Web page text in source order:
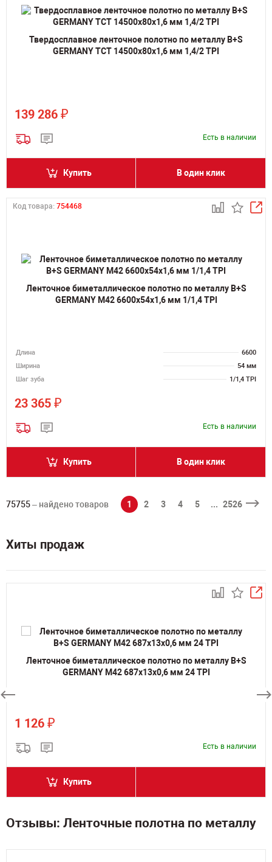
Твердосплавное ленточное полотно по металлу B+S
GERMANY TCT 14500х80х1,6 мм 1,4/2 TPI
139 286 ₽
Есть в наличии
Купить В один клик
Код товара: 754468
Ленточное биметаллическое полотно по металлу B+S
GERMANY M42 6600х54х1,6 мм 1/1,4 TPI
Длина
6600
Ширина
54 мм
Шаг зуба
1/1,4 TPI
23 365 ₽
Есть в наличии
Купить В один клик
75755– найдено товаров 1 2 3 4 5 ... 2526
Хиты продаж
Ленточное биметаллическое полотно по металлу B+S
GERMANY M42 687х13х0,6 мм 24 TPI
1 126 ₽
Есть в наличии
Купить
Отзывы: Ленточные полотна по металлу